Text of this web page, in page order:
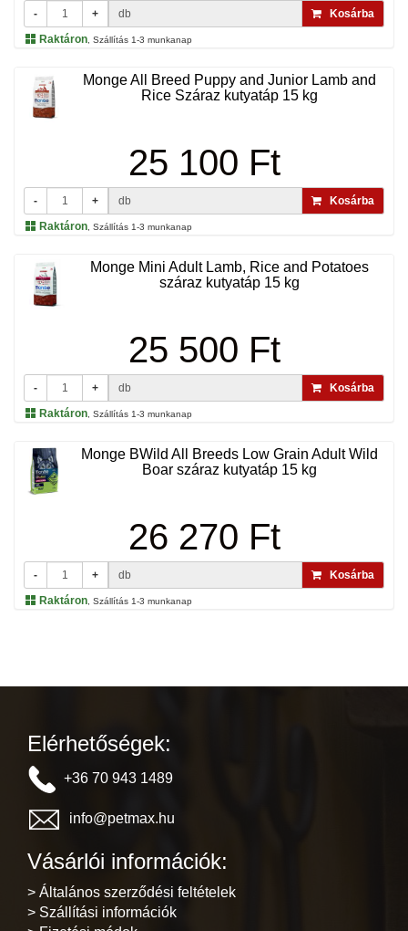
- + db
Kosárba
Raktáron , Szállítás 1-3 munkanap
Monge All Breed Puppy and Junior Lamb and
Rice Száraz kutyatáp 15 kg
25 100 Ft
- + db
Kosárba
Raktáron , Szállítás 1-3 munkanap
Monge Mini Adult Lamb, Rice and Potatoes
száraz kutyatáp 15 kg
25 500 Ft
- + db
Kosárba
Raktáron , Szállítás 1-3 munkanap
Monge BWild All Breeds Low Grain Adult Wild
Boar száraz kutyatáp 15 kg
26 270 Ft
- + db
Kosárba
Raktáron , Szállítás 1-3 munkanap
Elérhetőségek:
+36 70 943 1489
info@petmax.hu
Vásárlói információk:
> Általános szerződési feltételek
> Szállítási információk